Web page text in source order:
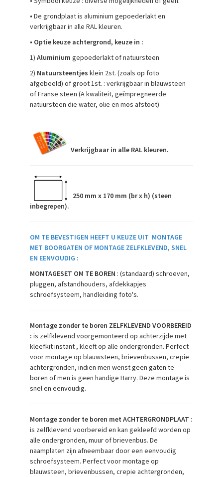
• De grondplaat is aluminium gepoederlakt en
verkrijgbaar in alle RAL kleuren.
• Optie keuze achtergrond, keuze in :
1) Aluminium gepoederlakt of natuursteen
2) Natuursteentjes klein 2st. (zoals op foto
afgebeeld) of groot 1st. : verkrijgbaar in blauwsteen
of Franse steen (A kwaliteit, geïmpregneerde
natuursteen die water, olie en mos afstoot)
Verkrijgbaar in alle RAL kleuren.
250 mm x 170 mm (br x h) (steen
inbegrepen).
OM TE BEVESTIGEN HEEFT U KEUZE UIT MONTAGE
MET BOORGATEN OF MONTAGE ZELFKLEVEND, SNEL
EN EENVOUDIG :
MONTAGESET OM TE BOREN : (standaard) schroeven,
pluggen, afstandhouders, afdekkapjes
schroefsysteem, handleiding foto's.
Montage zonder te boren ZELFKLEVEND VOORBEREID
: is zelfklevend voorgemonteerd op achterzijde met
kleefkit instant , kleeft op alle ondergronden. Perfect
voor montage op blauwsteen, brievenbussen, crepie
achtergronden, indien men wenst geen gaten te
boren of men is geen handige Harry. Deze montage is
snel en eenvoudig.
Montage zonder te boren met ACHTERGRONDPLAAT :
is zelfklevend voorbereid en kan gekleefd worden op
alle ondergronden, muur of brievenbus. De
naamplaten zijn afneembaar door een eenvoudig
schroefsysteem. Perfect voor montage op
blauwsteen, brievenbussen, crepie achtergronden,